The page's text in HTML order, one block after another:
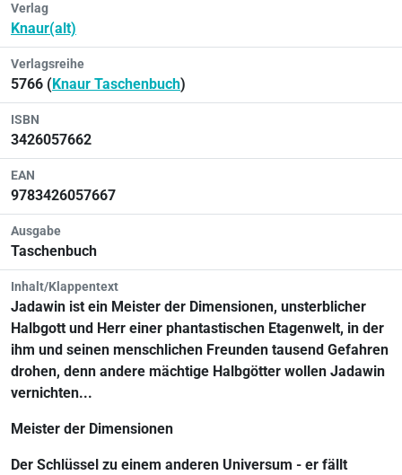
Verlag
Knaur(alt)
Verlagsreihe
5766 ( Knaur Taschenbuch)
ISBN
3426057662
EAN
9783426057667
Ausgabe
Taschenbuch
Inhalt/Klappentext
Jadawin ist ein Meister der Dimensionen, unsterblicher
Halbgott und Herr einer phantastischen Etagenwelt, in der
ihm und seinen menschlichen Freunden tausend Gefahren
drohen, denn andere mächtige Halbgötter wollen Jadawin
vernichten...
Meister der Dimensionen
Der Schlüssel zu einem anderen Universum - er fällt